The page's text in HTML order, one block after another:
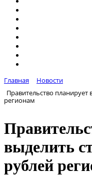
Главная
Новости
Правительство
регионам
выделить
рублей